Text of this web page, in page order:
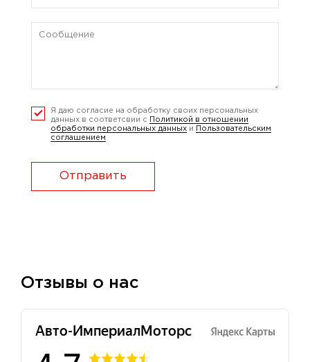
Я даю согласие на обработку своих персональных
данных в соответсвии с
Политикой в отношении
обработки персональных данных и
Пользовательским
соглашением
Отправить
Отзывы о нас